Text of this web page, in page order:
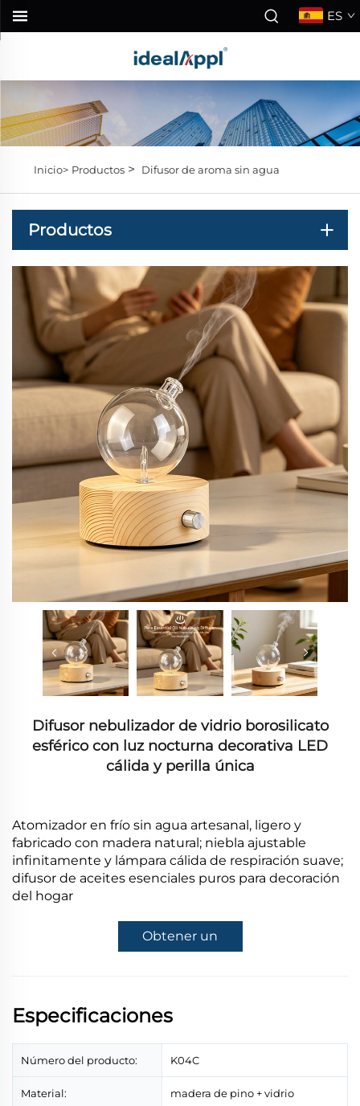
ES
Inicio> Productos> Difusor de aroma sin agua
Productos
Difusor nebulizador de vidrio borosilicato
esférico con luz nocturna decorativa LED
cálida y perilla única
Atomizador en frío sin agua artesanal, ligero y
fabricado con madera natural; niebla ajustable
infinitamente y lámpara cálida de respiración suave;
difusor de aceites esenciales puros para decoración
del hogar
Obtener un
Especificaciones
Número del producto: K04C
Material: madera de pino + vidrio